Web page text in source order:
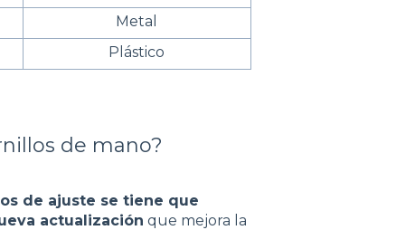
Metal
Plástico
de mano?
de ajuste se tiene que
actualización que mejora la